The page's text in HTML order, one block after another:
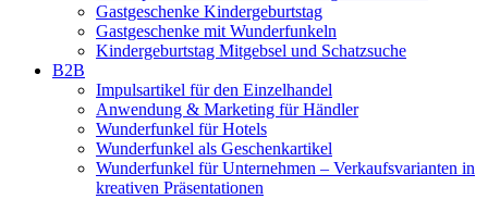
Gastgeschenke Kindergeburtstag
Gastgeschenke mit Wunderfunkeln
Kindergeburtstag Mitgebsel und Schatzsuche
B2B
Impulsartikel für den Einzelhandel
Anwendung & Marketing für Händler
Wunderfunkel für Hotels
Wunderfunkel als Geschenkartikel
Wunderfunkel für Unternehmen – Verkaufsvarianten in
kreativen Präsentationen